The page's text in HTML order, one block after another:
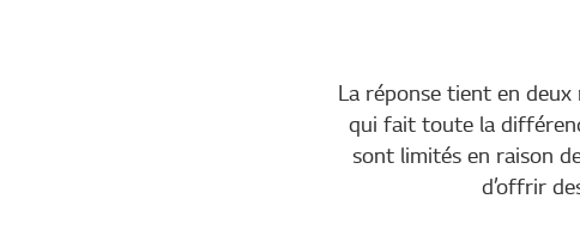
La réponse tient en
qui fait toute la
sont limités en raison
d’offrir